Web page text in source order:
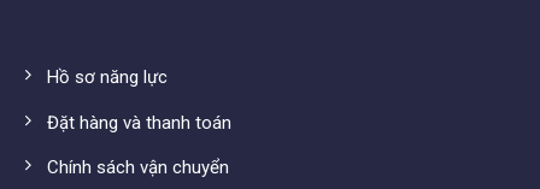
pham/thiet-bi/camera/
Hồ sơ năng lực
Đặt hàng và thanh toán
Chính sách vận chuyển